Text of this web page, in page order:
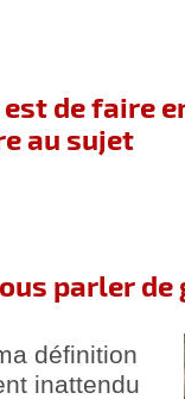
de faire
au sujet
parler de
définition
inattendu